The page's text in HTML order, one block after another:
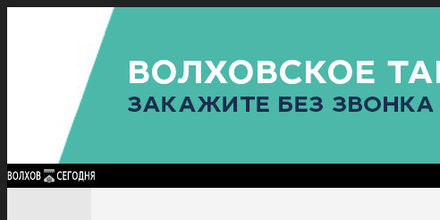
ГЛАВНАЯ ПОЛИТИКАПРОИСШЕСТВИЯПРОКУРАТУРА СПОРТ КУЛЬТУРА
ПОЛИТИКА
КУЛЬТУРА
ПОСЕЛЕНИЯ